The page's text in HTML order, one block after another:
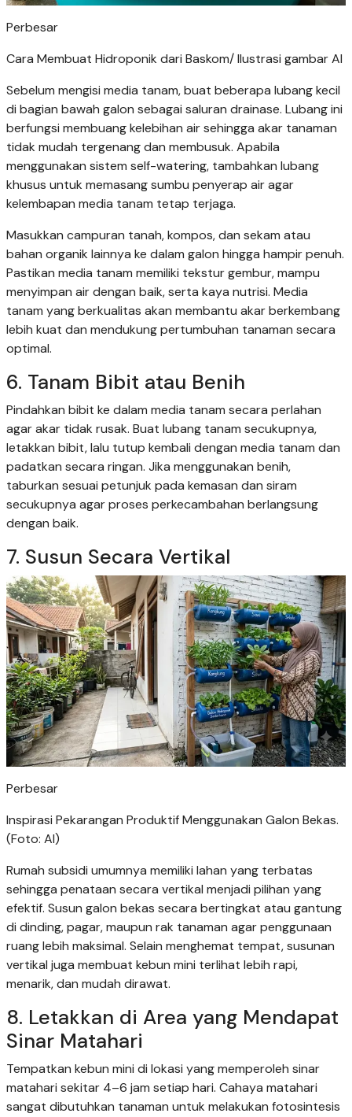
Perbesar
Cara Membuat Hidroponik dari Baskom/ Ilustrasi gambar AI
Sebelum mengisi media tanam, buat beberapa lubang kecil
di bagian bawah galon sebagai saluran drainase. Lubang ini
berfungsi membuang kelebihan air sehingga akar tanaman
tidak mudah tergenang dan membusuk. Apabila
menggunakan sistem self-watering, tambahkan lubang
khusus untuk memasang sumbu penyerap air agar
kelembapan media tanam tetap terjaga.
Masukkan campuran tanah, kompos, dan sekam atau
bahan organik lainnya ke dalam galon hingga hampir penuh.
Pastikan media tanam memiliki tekstur gembur, mampu
menyimpan air dengan baik, serta kaya nutrisi. Media
tanam yang berkualitas akan membantu akar berkembang
lebih kuat dan mendukung pertumbuhan tanaman secara
optimal.
6. Tanam Bibit atau Benih
Pindahkan bibit ke dalam media tanam secara perlahan
agar akar tidak rusak. Buat lubang tanam secukupnya,
letakkan bibit, lalu tutup kembali dengan media tanam dan
padatkan secara ringan. Jika menggunakan benih,
taburkan sesuai petunjuk pada kemasan dan siram
secukupnya agar proses perkecambahan berlangsung
dengan baik.
7. Susun Secara Vertikal
Perbesar
Inspirasi Pekarangan Produktif Menggunakan Galon Bekas.
(Foto: AI)
Rumah subsidi umumnya memiliki lahan yang terbatas
sehingga penataan secara vertikal menjadi pilihan yang
efektif. Susun galon bekas secara bertingkat atau gantung
di dinding, pagar, maupun rak tanaman agar penggunaan
ruang lebih maksimal. Selain menghemat tempat, susunan
vertikal juga membuat kebun mini terlihat lebih rapi,
menarik, dan mudah dirawat.
8. Letakkan di Area yang Mendapat
Sinar Matahari
Tempatkan kebun mini di lokasi yang memperoleh sinar
matahari sekitar 4–6 jam setiap hari. Cahaya matahari
sangat dibutuhkan tanaman untuk melakukan fotosintesis